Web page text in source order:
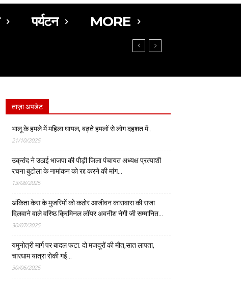
पर्यटन MORE
ताज़ा अपडेट
भालू के हमले में महिला घायल, बढ़ते हमलों से लोग दहशत में..
21/10/2025
उक्रांद ने उठाई भाजपा की पौड़ी जिला पंचायत अध्यक्ष प्रत्याशी
रचना बुटोला के नामांकन को रद्द करने की मांग…
13/08/2025
अंकिता केस के मुजरिमों को कठोर आजीवन कारावास की सजा
दिलवाने वाले वरिष्ठ क्रिमिनल लॉयर अवनीश नेगी जी सम्मानित…
30/07/2025
यमुनोत्री मार्ग पर बादल फटा: दो मजदूरों की मौत,सात लापता,
चारधाम यात्रा रोकी गई…
30/06/2025